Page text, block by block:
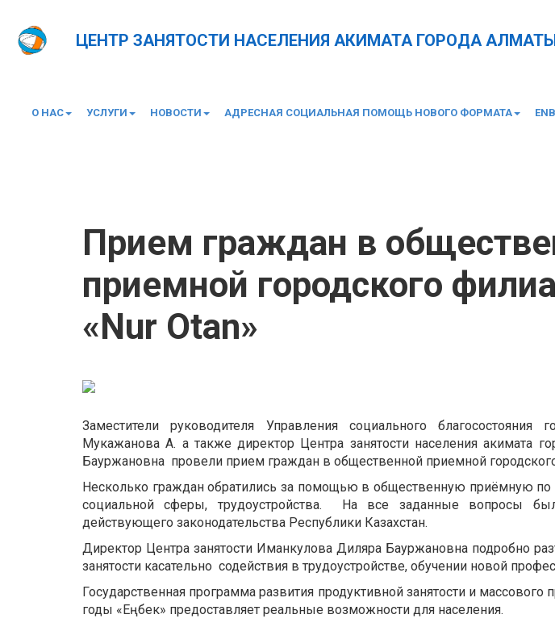
ЦЕНТР ЗАНЯТОСТИ НАСЕЛЕНИЯ АКИМАТА ГОРОДА
О НАС УСЛУГИ НОВОСТИ АДРЕСНАЯ СОЦИАЛЬНАЯ ПОМОЩЬ НОВОГО ФОРМАТА
Прием граждан в
приемной городского
«Nur Otan»
Заместители руководителя Управления социального
Мукажанова А. а также директор Центра занятости населения акимата
Бауржановна провели прием граждан в общественной приемной
Несколько граждан обратились за помощью в общественную приёмную
социальной сферы, трудоустройства. На все заданные вопросы
действующего законодательства Республики Казахстан.
Директор Центра занятости Иманкулова Диляра Бауржановна подробно
занятости касательно содействия в трудоустройстве, обучении новой
Государственная программа развития продуктивной занятости и массового
годы «Еңбек» предоставляет реальные возможности для населения.